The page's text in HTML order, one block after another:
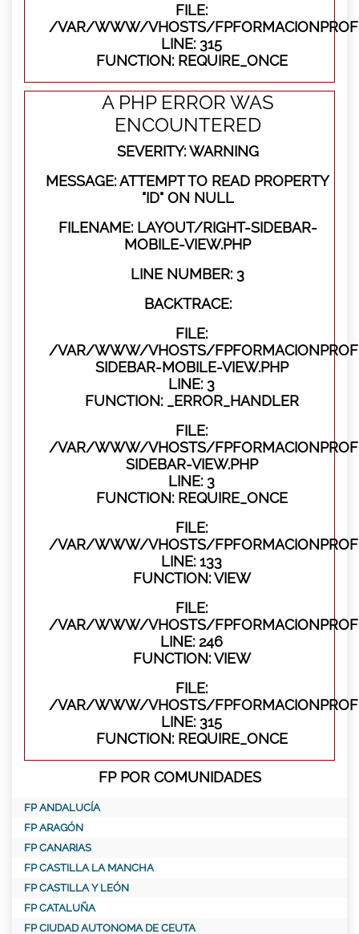
FILE:
/VAR/WWW/VHOSTS/
LINE: 315
FUNCTION: REQUIRE_ONCE
A PHP ERROR WAS
ENCOUNTERED
SEVERITY: WARNING
MESSAGE: ATTEMPT TO READ PROPERTY
"ID" ON NULL
FILENAME: LAYOUT/RIGHT-SIDEBAR-
MOBILE-VIEW.PHP
LINE NUMBER: 3
BACKTRACE:
FILE:
/VAR/WWW/VHOSTS/
SIDEBAR-MOBILE-VIEW.PHP
LINE: 3
FUNCTION: _ERROR_HANDLER
FILE:
/VAR/WWW/VHOSTS/
SIDEBAR-VIEW.PHP
LINE: 3
FUNCTION: REQUIRE_ONCE
FILE:
/VAR/WWW/VHOSTS/
LINE: 133
FUNCTION: VIEW
FILE:
/VAR/WWW/VHOSTS/
LINE: 246
FUNCTION: VIEW
FILE:
/VAR/WWW/VHOSTS/
LINE: 315
FUNCTION: REQUIRE_ONCE
FP POR COMUNIDADES
FP ANDALUCÍA
FP ARAGÓN
FP CANARIAS
FP CASTILLA LA MANCHA
FP CASTILLA Y LEÓN
FP CATALUÑA
FP CIUDAD AUTONOMA DE CEUTA